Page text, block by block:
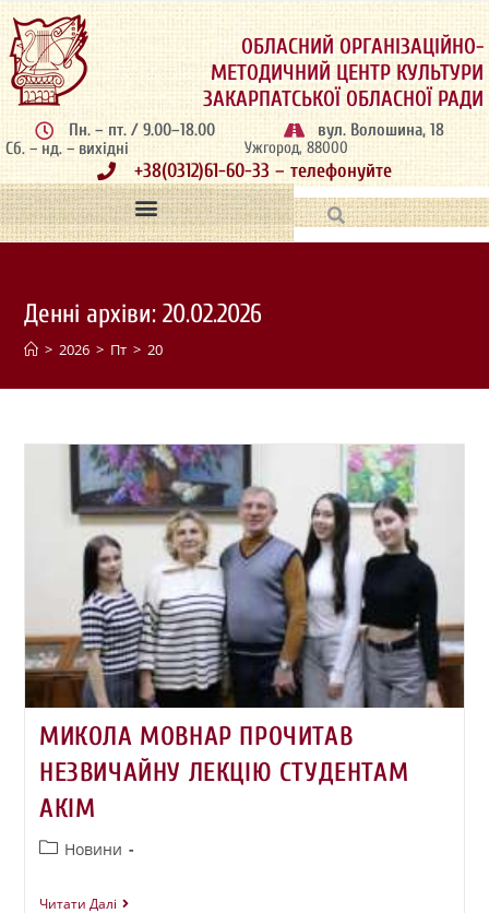
ОБЛАСНИЙ ОРГАНІЗАЦІЙНО-
МЕТОДИЧНИЙ ЦЕНТР КУЛЬТУРИ
ЗАКАРПАТСЬКОЇ ОБЛАСНОЇ РАДИ
Пн. – пт. / 9.00–18.00
Сб. – нд. – вихідні
вул. Волошина, 18
Ужгород, 88000
+38(0312)61-60-33 – телефонуйте
Денні архіви: 20.02.2026
> 2026 > Пт > 20
МИКОЛА МОВНАР ПРОЧИТАВ
НЕЗВИЧАЙНУ ЛЕКЦІЮ СТУДЕНТАМ
АКІМ
Новини
Читати Далі